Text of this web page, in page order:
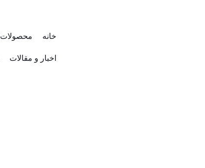
خانه محصولات
اخبار و مقالات